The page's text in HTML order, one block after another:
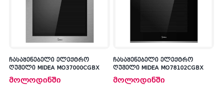
ჩასაშენებელი ელექტრო
ღუმელი MIDEA MO37000CGBX
მოლოდინში
ჩასაშენებელი ელექტრო
ღუმელი MIDEA MO78102CGBX
მოლოდინში